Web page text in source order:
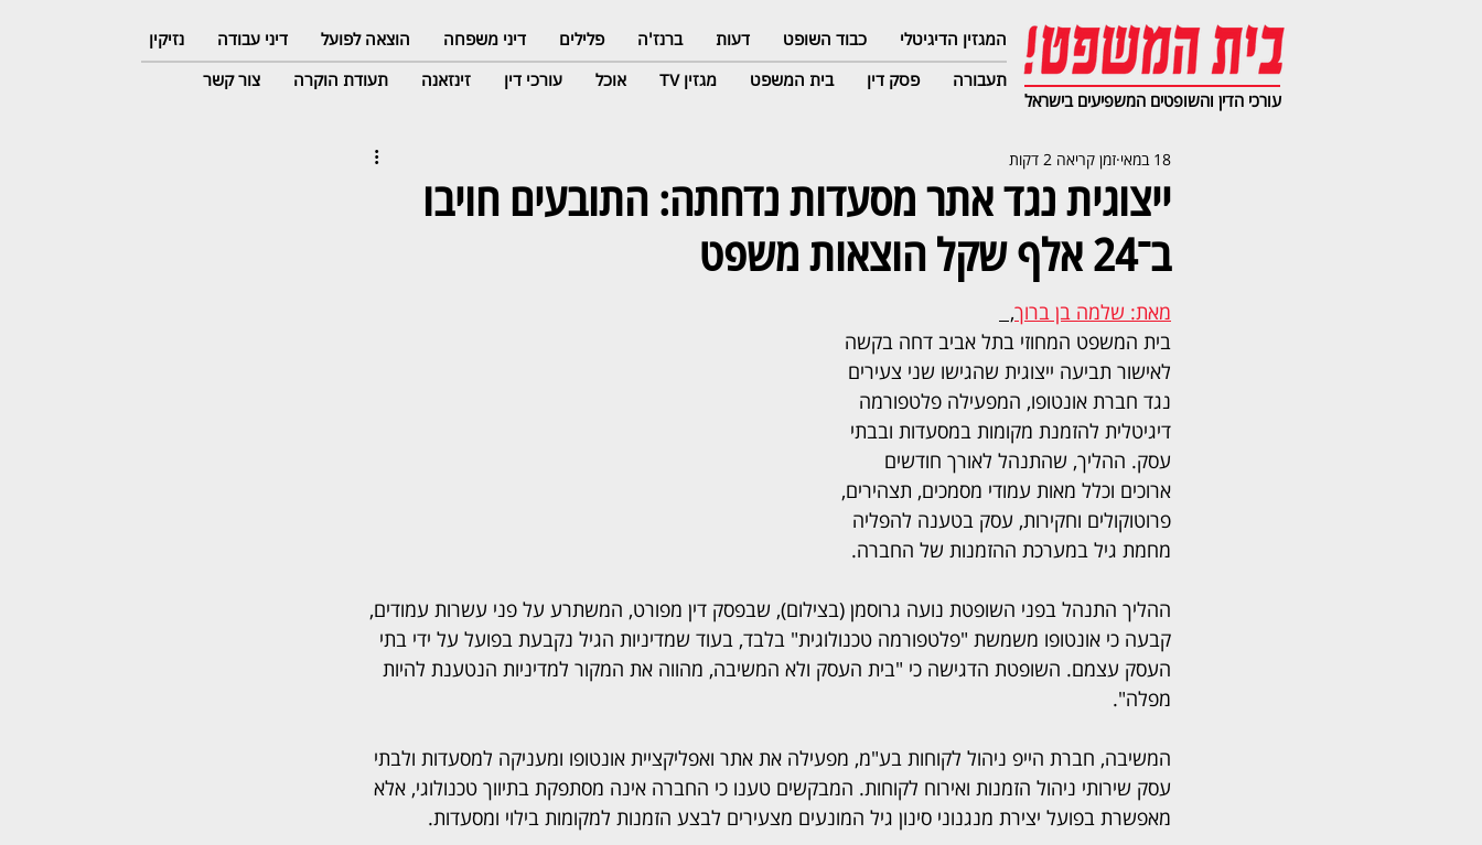
המגזין הדיגיטלי כבוד השופט דעות ברנז'ה פלילים דיני משפחה הוצאה לפועל דיני עבודה
נזיקין
תעבורה
פסק דין בית המשפט מגזין TV אוכל עורכי דין זינזאנה תעודת הוקרה צור קשר
עורכי הדין והשופטים המשפיעים בישראל
ייצוגית נגד אתר מסעדות נדחתה: התובעים חויבו
ב־24 אלף שקל הוצאות משפט
18 במאי זמן קריאה 2 דקות
מאת: שלמה בן ברוך,
בית המשפט המחוזי בתל אביב דחה בקשה
לאישור תביעה ייצוגית שהגישו שני צעירים
נגד חברת אונטופו, המפעילה פלטפורמה
דיגיטלית להזמנת מקומות במסעדות ובבתי
עסק. ההליך, שהתנהל לאורך חודשים
ארוכים וכלל מאות עמודי מסמכים, תצהירים,
פרוטוקולים וחקירות, עסק בטענה להפליה
מחמת גיל במערכת ההזמנות של החברה.
ההליך התנהל בפני השופטת נועה גרוסמן (בצילום), שבפסק דין מפורט, המשתרע על פני עשרות עמודים,
קבעה כי אונטופו משמשת "פלטפורמה טכנולוגית" בלבד, בעוד שמדיניות הגיל נקבעת בפועל על ידי בתי
העסק עצמם. השופטת הדגישה כי "בית העסק ולא המשיבה, מהווה את המקור למדיניות הנטענת להיות
מפלה".
המשיבה, חברת הייפ ניהול לקוחות בע"מ, מפעילה את אתר ואפליקציית אונטופו ומעניקה למסעדות ולבתי
עסק שירותי ניהול הזמנות ואירוח לקוחות. המבקשים טענו כי החברה אינה מסתפקת בתיווך טכנולוגי, אלא
מאפשרת בפועל יצירת מנגנוני סינון גיל המונעים מצעירים לבצע הזמנות למקומות בילוי ומסעדות.